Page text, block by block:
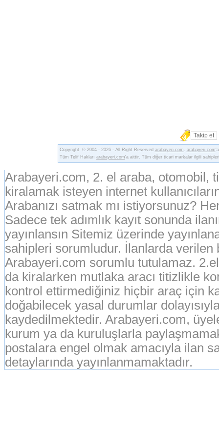
Takip et
Copyright © 2004 - 2026 - All Right Reserved arabayeri.com . arabayeri.com
Tüm Telif Hakları arabayeri.com'a aittir. Tüm diğer ticari markalar ilgili
Arabayeri.com, 2. el araba, otomobil,
kiralamak isteyen internet
Arabanızı satmak mı istiyorsunuz?
Sadece tek adımlık kayıt sonunda
yayınlansın Sitemiz üzerinde
sahipleri sorumludur. İlanlarda verilen
Arabayeri.com sorumlu tutulamaz.
da kiralarken mutlaka aracı titizlikle
kontrol ettirmediğiniz hiçbir araç için
doğabilecek yasal durumlar
kaydedilmektedir. Arabayeri.com,
kurum ya da kuruluşlarla
postalara engel olmak amacıyla ilan
detaylarında yayınlanmamaktadır.